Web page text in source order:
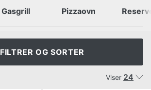
Gasgrill Pizzaovn
FILTRER OG SORTER
Viser 24